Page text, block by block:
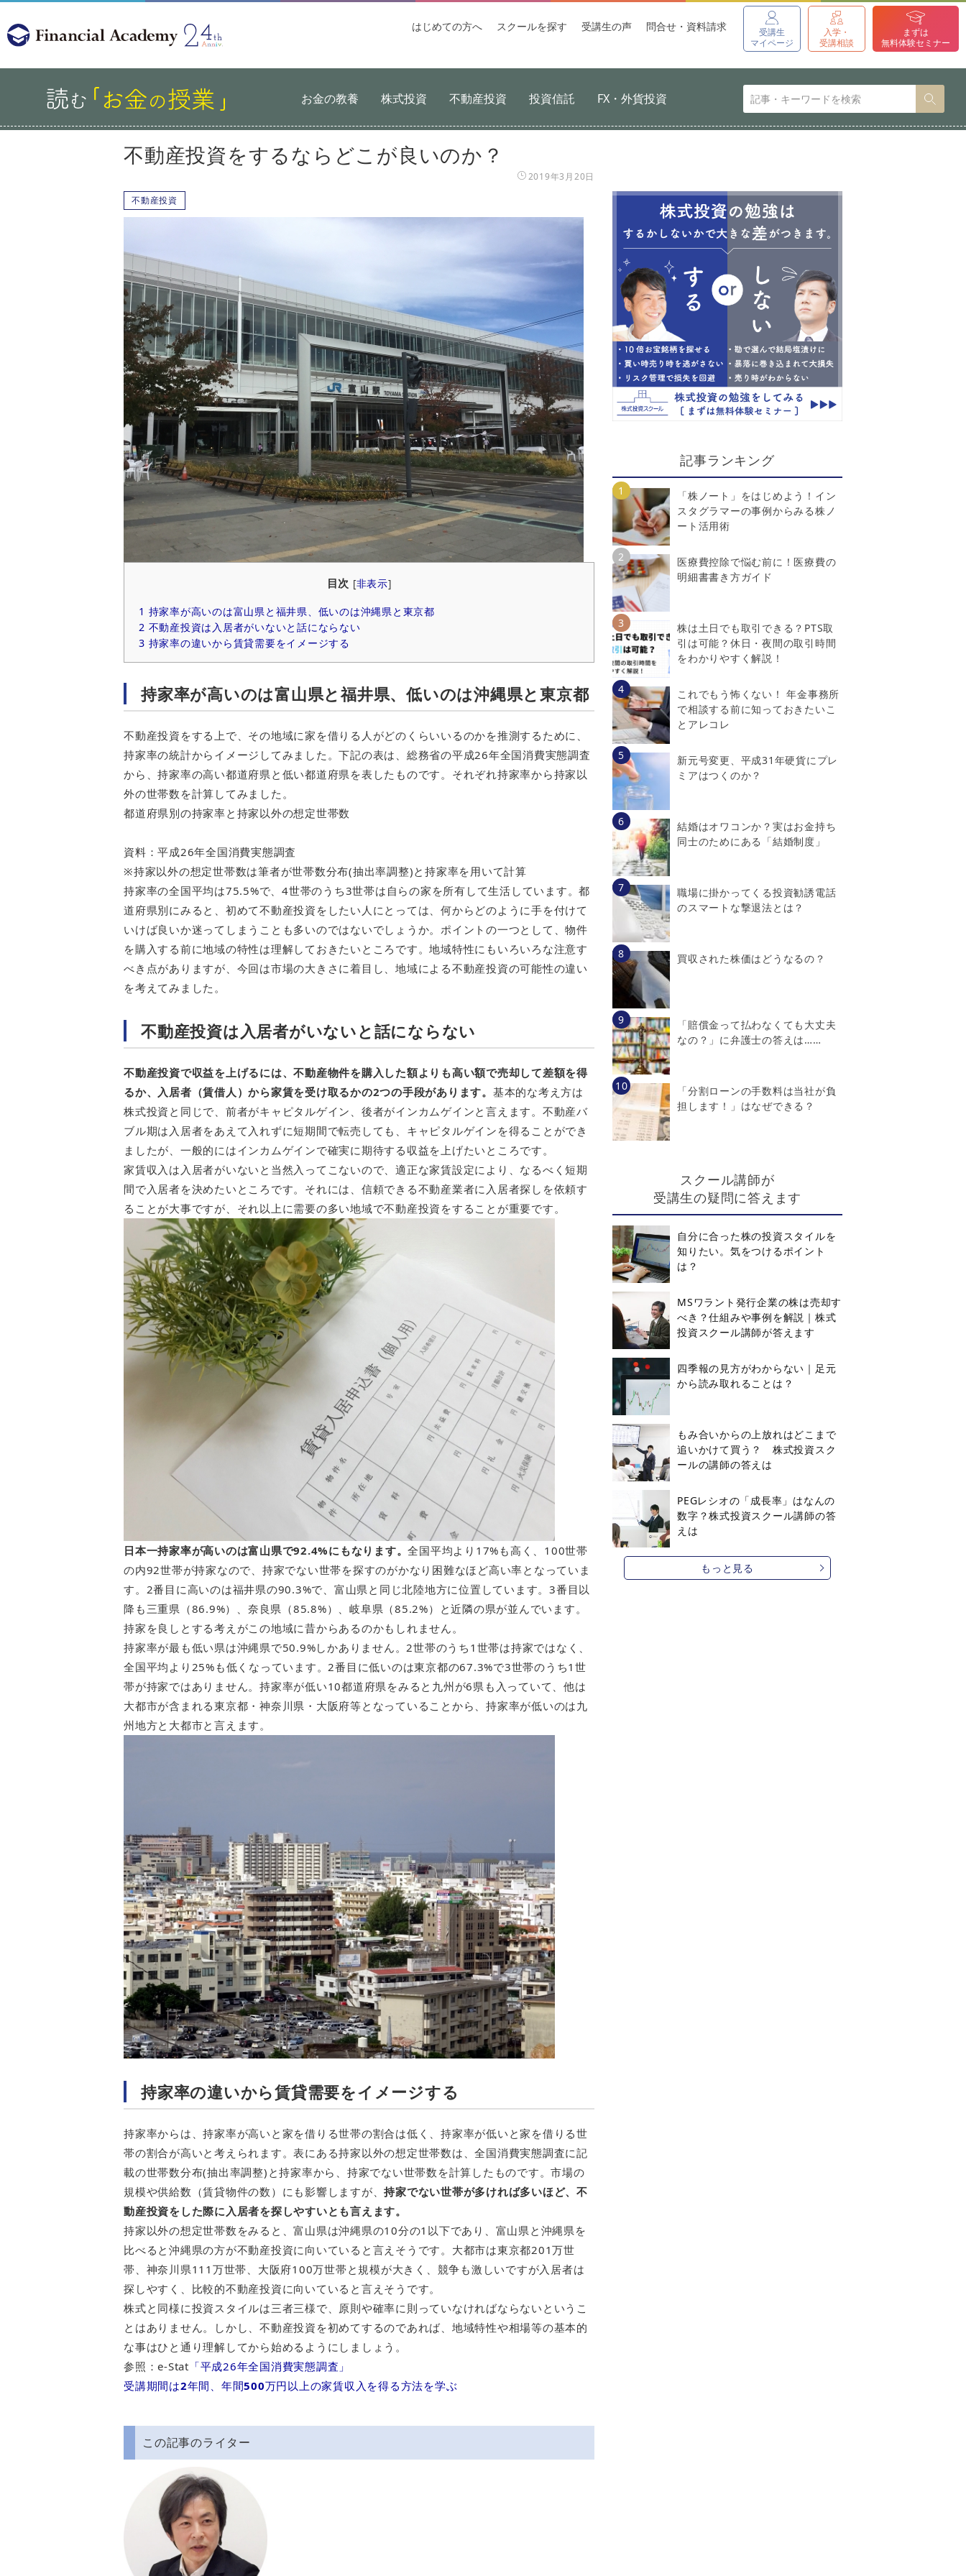
受講生
マイページ
入学・
受講相談
まずは
無料体験セミナー
はじめての方へ スクールを探す 受講生の声 問合せ・資料請求
お金の教養 株式投資 不動産投資 投資信託 FX・外貨投資
不動産投資をするならどこが良いのか？
2019年3月20日
不動産投資
目次 [非表示]
1 持家率が高いのは富山県と福井県、低いのは沖縄県と東京都
2 不動産投資は入居者がいないと話にならない
3 持家率の違いから賃貸需要をイメージする
持家率が高いのは富山県と福井県、低いのは沖縄県と東京都
不動産投資をする上で、その地域に家を借りる人がどのくらいいるのかを推測するために、
持家率の統計からイメージしてみました。下記の表は、総務省の平成26年全国消費実態調査
から、持家率の高い都道府県と低い都道府県を表したものです。それぞれ持家率から持家以
外の世帯数を計算してみました。
都道府県別の持家率と持家以外の想定世帯数
資料：平成26年全国消費実態調査
※持家以外の想定世帯数は筆者が世帯数分布(抽出率調整)と持家率を用いて計算
持家率の全国平均は75.5%で、4世帯のうち3世帯は自らの家を所有して生活しています。都
道府県別にみると、初めて不動産投資をしたい人にとっては、何からどのように手を付けて
いけば良いか迷ってしまうことも多いのではないでしょうか。ポイントの一つとして、物件
を購入する前に地域の特性は理解しておきたいところです。地域特性にもいろいろな注意す
べき点がありますが、今回は市場の大きさに着目し、地域による不動産投資の可能性の違い
を考えてみました。
不動産投資は入居者がいないと話にならない
不動産投資で収益を上げるには、不動産物件を購入した額よりも高い額で売却して差額を得
るか、入居者（賃借人）から家賃を受け取るかの2つの手段があります。 基本的な考え方は
株式投資と同じで、前者がキャピタルゲイン、後者がインカムゲインと言えます。不動産バ
ブル期は入居者をあえて入れずに短期間で転売しても、キャピタルゲインを得ることができ
ましたが、一般的にはインカムゲインで確実に期待する収益を上げたいところです。
家賃収入は入居者がいないと当然入ってこないので、適正な家賃設定により、なるべく短期
間で入居者を決めたいところです。それには、信頼できる不動産業者に入居者探しを依頼す
ることが大事ですが、それ以上に需要の多い地域で不動産投資をすることが重要です。
日本一持家率が高いのは富山県で92.4%にもなります。全国平均より17%も高く、100世帯
の内92世帯が持家なので、持家でない世帯を探すのがかなり困難なほど高い率となっていま
す。2番目に高いのは福井県の90.3%で、富山県と同じ北陸地方に位置しています。3番目以
降も三重県（86.9%）、奈良県（85.8%）、岐阜県（85.2%）と近隣の県が並んでいます。
持家を良しとする考えがこの地域に昔からあるのかもしれません。
持家率が最も低い県は沖縄県で50.9%しかありません。2世帯のうち1世帯は持家ではなく、
全国平均より25%も低くなっています。2番目に低いのは東京都の67.3%で3世帯のうち1世
帯が持家ではありません。持家率が低い10都道府県をみると九州が6県も入っていて、他は
大都市が含まれる東京都・神奈川県・大阪府等となっていることから、持家率が低いのは九
州地方と大都市と言えます。
持家率の違いから賃貸需要をイメージする
持家率からは、持家率が高いと家を借りる世帯の割合は低く、持家率が低いと家を借りる世
帯の割合が高いと考えられます。表にある持家以外の想定世帯数は、全国消費実態調査に記
載の世帯数分布(抽出率調整)と持家率から、持家でない世帯数を計算したものです。市場の
規模や供給数（賃貸物件の数）にも影響しますが、持家でない世帯が多ければ多いほど、不
動産投資をした際に入居者を探しやすいとも言えます。
持家以外の想定世帯数をみると、富山県は沖縄県の10分の1以下であり、富山県と沖縄県を
比べると沖縄県の方が不動産投資に向いていると言えそうです。大都市は東京都201万世
帯、神奈川県111万世帯、大阪府100万世帯と規模が大きく、競争も激しいですが入居者は
探しやすく、比較的不動産投資に向いていると言えそうです。
株式と同様に投資スタイルは三者三様で、原則や確率に則っていなければならないというこ
とはありません。しかし、不動産投資を初めてするのであれば、地域特性や相場等の基本的
な事はひと通り理解してから始めるようにしましょう。
参照：e-Stat 「平成26年全国消費実態調査」
受講期間は2年間、年間500万円以上の家賃収入を得る方法を学ぶ
この記事のライター
記事ランキング
「株ノート」をはじめよう！イン
スタグラマーの事例からみる株ノ
ート活用術
医療費控除で悩む前に！医療費の
明細書書き方ガイド
株は土日でも取引できる？PTS取
引は可能？休日・夜間の取引時間
をわかりやすく解説！
これでもう怖くない！ 年金事務所
で相談する前に知っておきたいこ
とアレコレ
新元号変更、平成31年硬貨にプレ
ミアはつくのか？
結婚はオワコンか？実はお金持ち
同士のためにある「結婚制度」
職場に掛かってくる投資勧誘電話
のスマートな撃退法とは？
買収された株価はどうなるの？
「賠償金って払わなくても大丈夫
なの？」に弁護士の答えは……
「分割ローンの手数料は当社が負
担します！」はなぜできる？
スクール講師が
受講生の疑問に答えます
自分に合った株の投資スタイルを
知りたい。気をつけるポイント
は？
MSワラント発行企業の株は売却す
べき？仕組みや事例を解説｜株式
投資スクール講師が答えます
四季報の見方がわからない｜足元
から読み取れることは？
もみ合いからの上放れはどこまで
追いかけて買う？ 株式投資スク
ールの講師の答えは
PEGレシオの「成長率」はなんの
数字？株式投資スクール講師の答
えは
もっと見る